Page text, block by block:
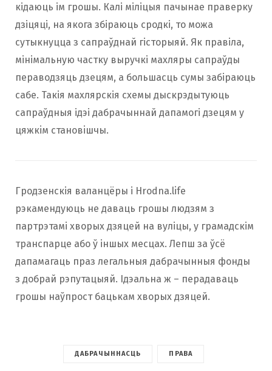
кідаюць ім грошы. Калі міліцыя пачынае праверку
дзіцяці, на якога збіраюць сродкі, то можа
сутыкнуцца з сапраўднай гісторыяй. Як правіла,
мінімальную частку выручкі махляры сапраўды
пераводзяць дзецям, а большасць сумы забіраюць
сабе. Такія махлярскія схемы дыскрэдытуюць
сапраўдныя ідэі дабрачыннай дапамогі дзецям у
цяжкiм становiшчы.
Гродзенскія валанцёры і Hrodna.life
рэкамендуюць не даваць грошы людзям з
партрэтамі хворых дзяцей на вуліцы, у грамадскім
транспарце або ў іншых месцах. Лепш за ўсё
дапамагаць праз легальныя дабрачынныя фонды
з добрай рэпутацыяй. Ідэальна ж – перадаваць
грошы наўпрост бацькам хворых дзяцей.
ДАБРАЧЫННАСЦЬ ПРАВА